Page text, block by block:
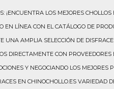
¡ENCUENTRA LOS MEJORES
EN LÍNEA CON EL CATÁLOGO DE
UNA AMPLIA SELECCIÓN DE
DIRECTAMENTE CON
Y NEGOCIANDO LOS
EN CHINOCHOLLO.ES VARIEDAD